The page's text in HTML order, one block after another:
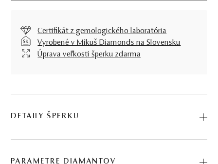
Certifikát z gemologického laboratória
Vyrobené v Mikuš Diamonds na Slovensku
Úprava veľkosti šperku zdarma
DETAILY ŠPERKU
našej kolekcie. Tahitská perla, diamanty a biele zlato
PARAMETRE DIAMANTOV